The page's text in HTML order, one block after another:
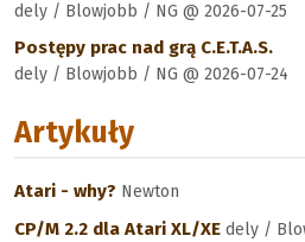
dely / Blowjobb / NG @ 2026-07-25
Postępy prac nad grą C.E.T.A.S.
dely / Blowjobb / NG @ 2026-07-24
Artykuły
Atari - why? Newton
CP/M 2.2 dla Atari XL/XE dely /